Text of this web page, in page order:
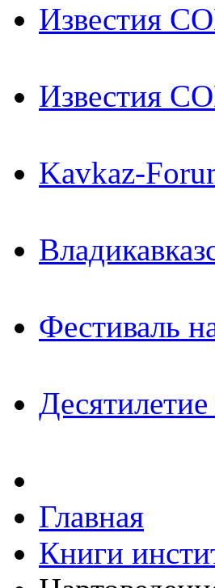
Известия
Известия
Kavkaz-
Фестиваль
Главная
Книги